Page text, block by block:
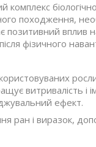
походження,
вплив
фізичного
витривалість і
ефект.
ран і виразок,